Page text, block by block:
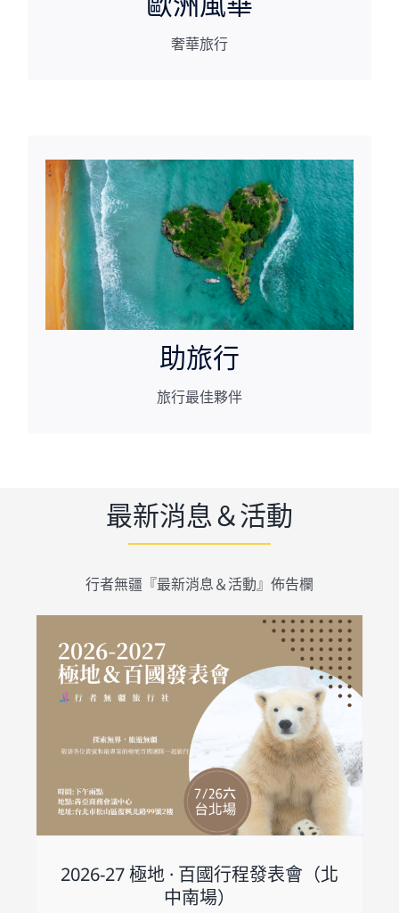
奢華旅行
助旅行
旅行最佳夥伴
旅行最佳夥伴
助旅行
最新消息＆活動
行者無疆『最新消息＆活動』佈告欄
2026-27 極地 · 百國行程發表會（北
中南場）